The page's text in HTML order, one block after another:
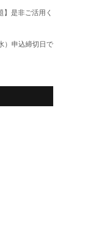
】是非ご活用く
）申込締切日で